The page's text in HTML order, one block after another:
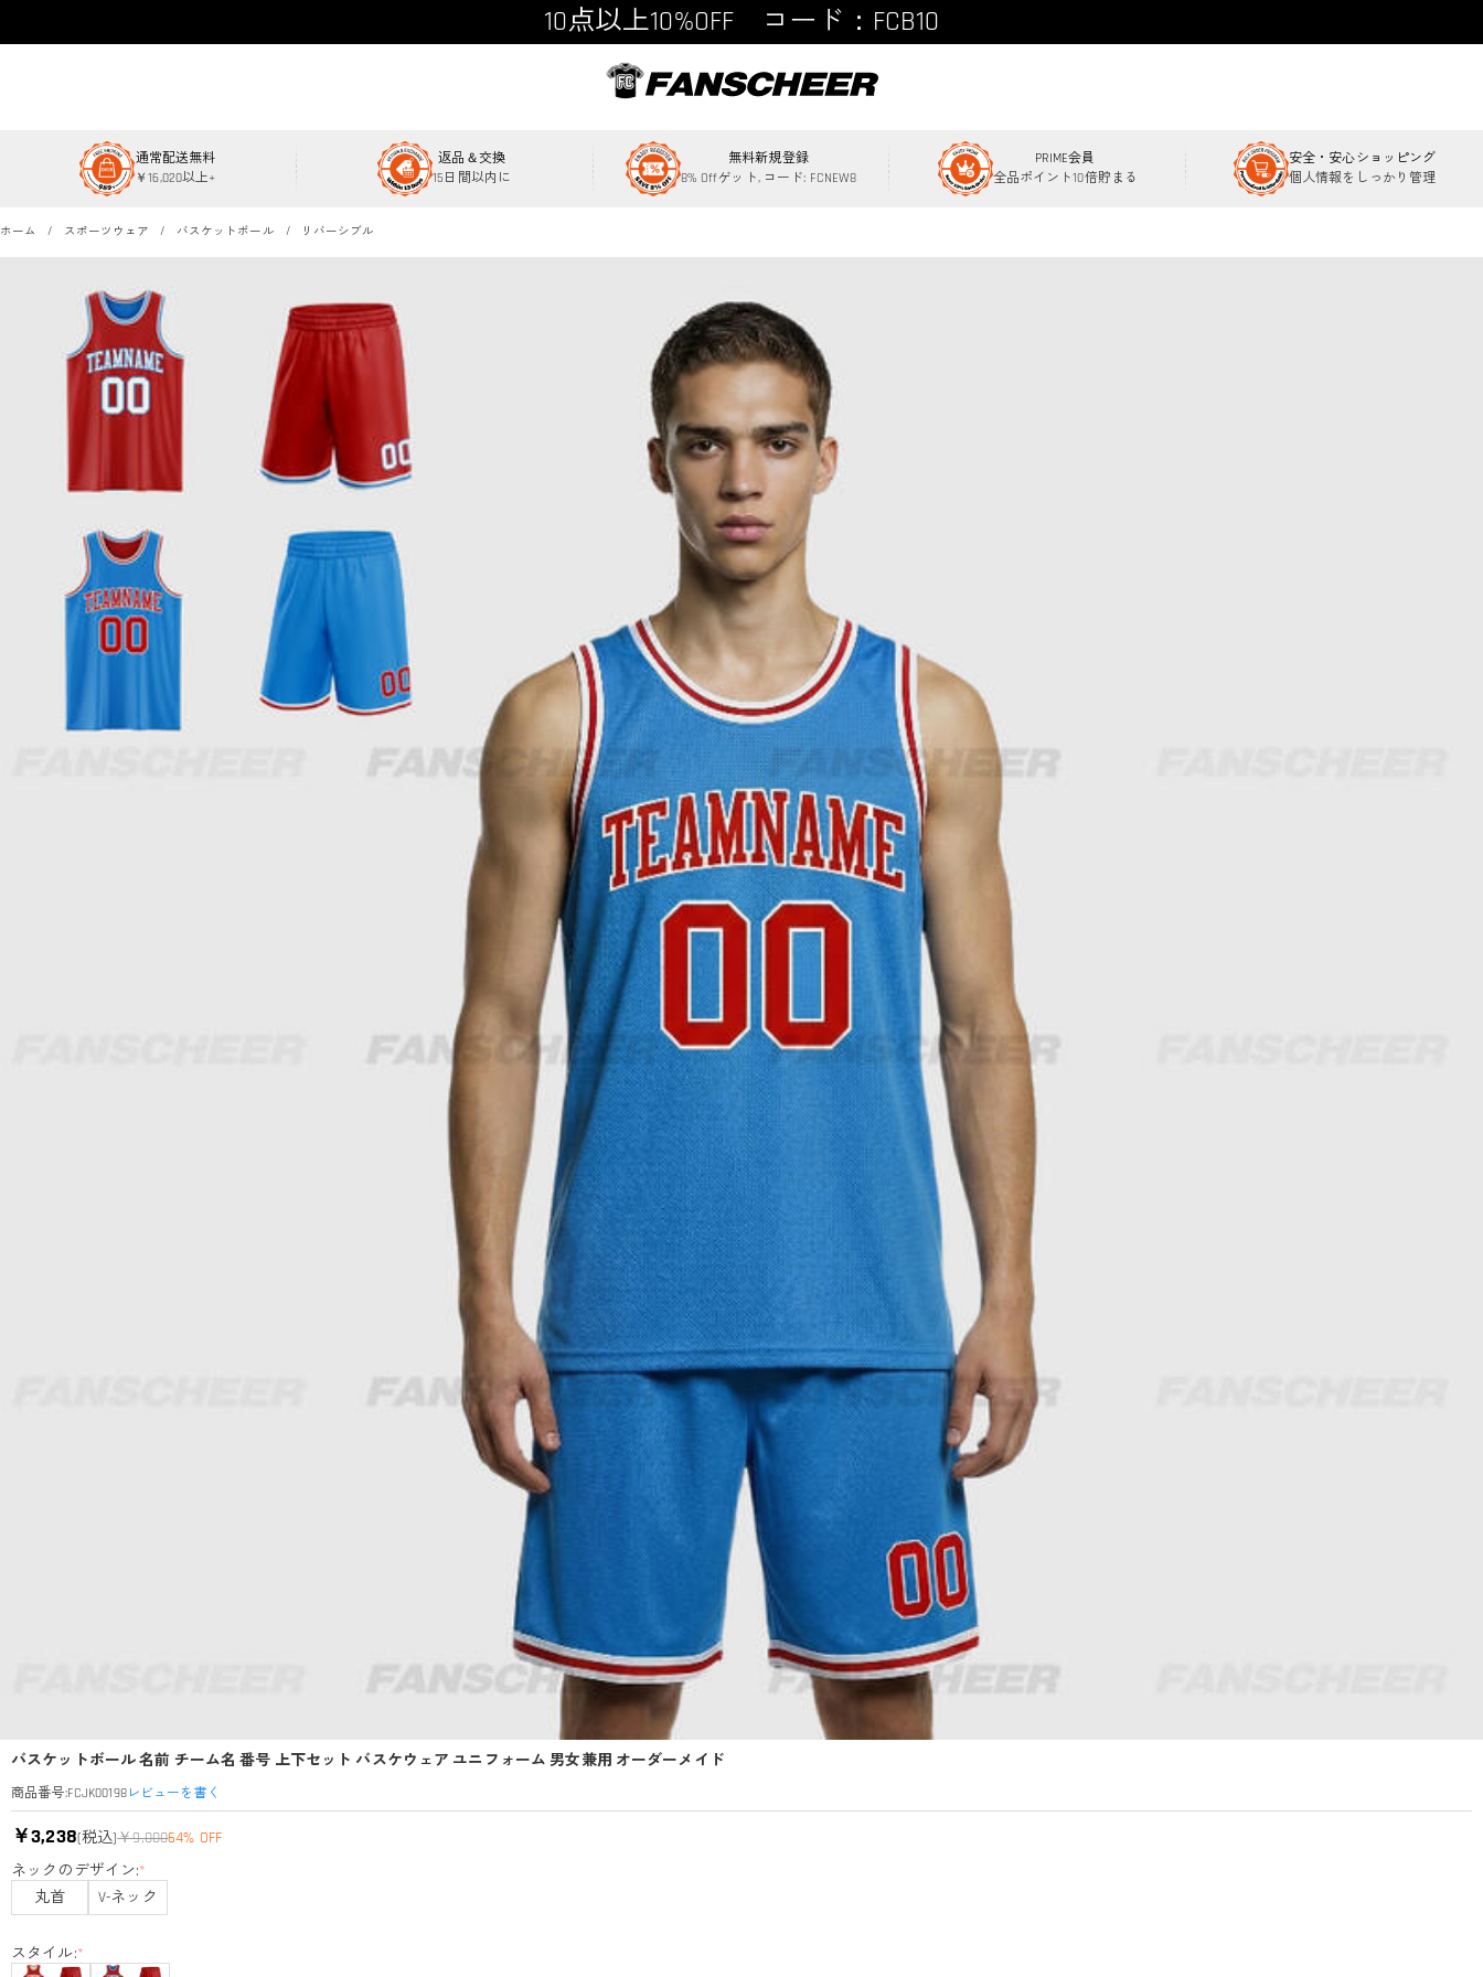
15点以上15%OFF コード：FCB15
通常配送無料
￥16,020以上+
返品＆交換
15日間以内に
無料新規登録
8% Offゲット, コード: FCNEW8
PRIME会員
全品ポイント10倍貯まる
安全・安心ショッピング
個人情報をしっかり管理
ホーム スポーツウェア バスケットボール リバーシブル
バスケットボール 名前 チーム名 番号 上下セット バスケウェア ユニフォーム 男女兼用 オーダーメイド
商品番号:FCJK00198レビューを書く
￥3,238(税込)￥9,00064% OFF
ネックのデザイン:*
丸首
V-ネック
スタイル:*